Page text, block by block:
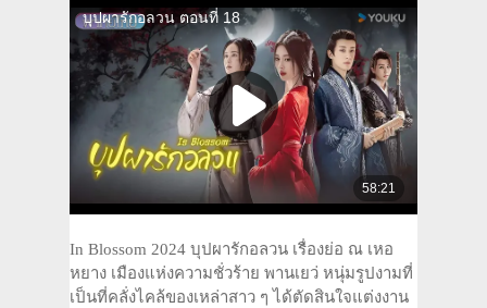
In Blossom 2024 บุปผารักอลวน เรื่องย่อ ณ เหอ
หยาง เมืองแห่งความชั่วร้าย พานเยว่ หนุ่มรูปงามที่
เป็นที่คลั่งไคล้ของเหล่าสาว ๆ ได้ตัดสินใจแต่งงาน